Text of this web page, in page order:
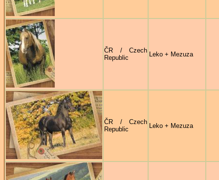
ČR / Czech
Republic
Leko + Mezuza
ČR / Czech
Republic
Leko + Mezuza